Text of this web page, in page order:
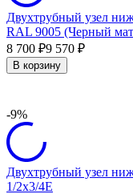
Двухтрубный узел
RAL 9005 (Черный
8 700 ₽9 570 ₽
В корзину
-9%
Двухтрубный узел
1/2x3/4E